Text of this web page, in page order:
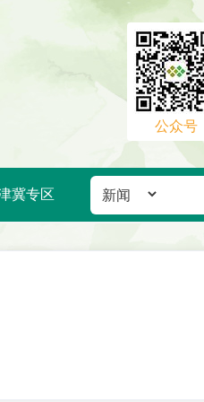
公众号
冀专区